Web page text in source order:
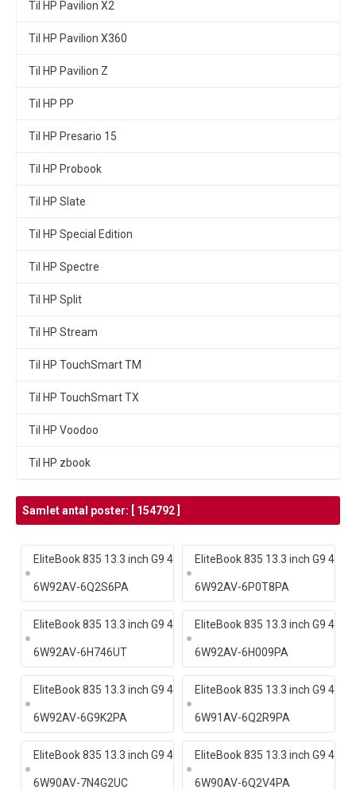
Til HP Pavilion X2
Til HP Pavilion X360
Til HP Pavilion Z
Til HP PP
Til HP Presario 15
Til HP Probook
Til HP Slate
Til HP Special Edition
Til HP Spectre
Til HP Split
Til HP Stream
Til HP TouchSmart TM
Til HP TouchSmart TX
Til HP Voodoo
Til HP zbook
Samlet antal poster: [ 154792 ]
EliteBook 835 13.3 inch G9 4
6W92AV-6Q2S6PA
EliteBook 835 13.3 inch G9 4
6W92AV-6P0T8PA
EliteBook 835 13.3 inch G9 4
6W92AV-6H746UT
EliteBook 835 13.3 inch G9 4
6W92AV-6H009PA
EliteBook 835 13.3 inch G9 4
6W92AV-6G9K2PA
EliteBook 835 13.3 inch G9 4
6W91AV-6Q2R9PA
EliteBook 835 13.3 inch G9 4
6W90AV-7N4G2UC
EliteBook 835 13.3 inch G9 4
6W90AV-6Q2V4PA